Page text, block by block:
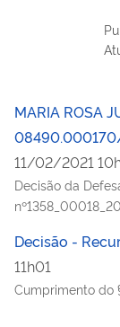
MARIA ROSA
11/02/2021
Decisão da
Decisão -
11h01
Cumprimento do